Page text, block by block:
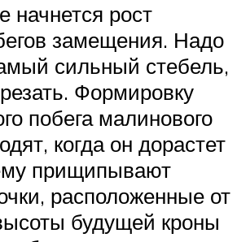
начнется рост
замещения. Надо
сильный стебель,
Формировку
побега малинового
когда он дорастет
прищипывают
расположенные от
будущей кроны